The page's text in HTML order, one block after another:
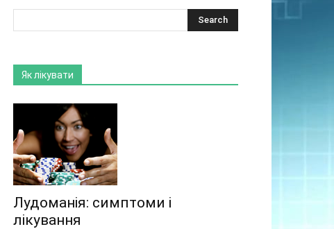
Як лікувати
Лудоманія: симптоми і
лікування